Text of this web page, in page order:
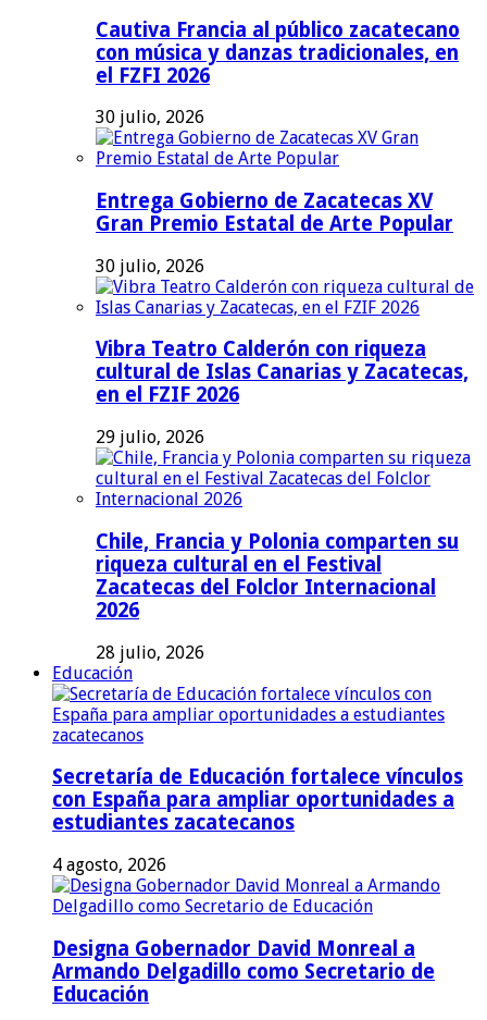
Cautiva Francia al público zacatecano
con música y danzas tradicionales, en
el FZFI 2026
30 julio, 2026
Entrega Gobierno de Zacatecas XV
Gran Premio Estatal de Arte Popular
30 julio, 2026
Vibra Teatro Calderón con riqueza
cultural de Islas Canarias y Zacatecas,
en el FZIF 2026
29 julio, 2026
Chile, Francia y Polonia comparten su
riqueza cultural en el Festival
Zacatecas del Folclor Internacional
2026
28 julio, 2026
Educación
Secretaría de Educación fortalece vínculos
con España para ampliar oportunidades a
estudiantes zacatecanos
4 agosto, 2026
Designa Gobernador David Monreal a
Armando Delgadillo como Secretario de
Educación